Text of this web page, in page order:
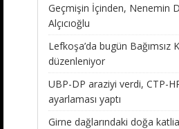
Geçmişin İçinden, Nenemin
Alçıcıoğlu
Lefkoşa’da bugün Bağımsız
düzenleniyor
UBP-DP araziyi verdi, CTP-
ayarlaması yaptı
Girne dağlarındaki doğa